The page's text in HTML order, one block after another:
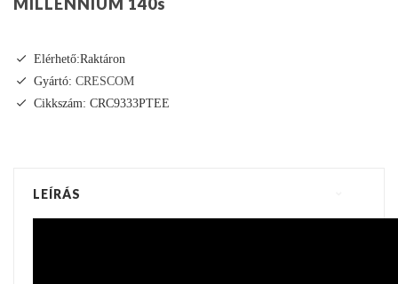
Elérhető:Raktáron
Gyártó: CRESCOM
Cikkszám: CRC9333PTEE
LEÍRÁS